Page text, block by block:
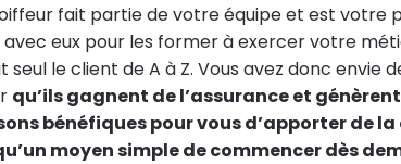
fait partie de votre équipe et est votre
avec eux pour les former à exercer votre
le client de A à Z. Vous avez donc envie
qu’ils gagnent de l’assurance et
bénéfiques pour vous d’apporter de
moyen simple de commencer dès